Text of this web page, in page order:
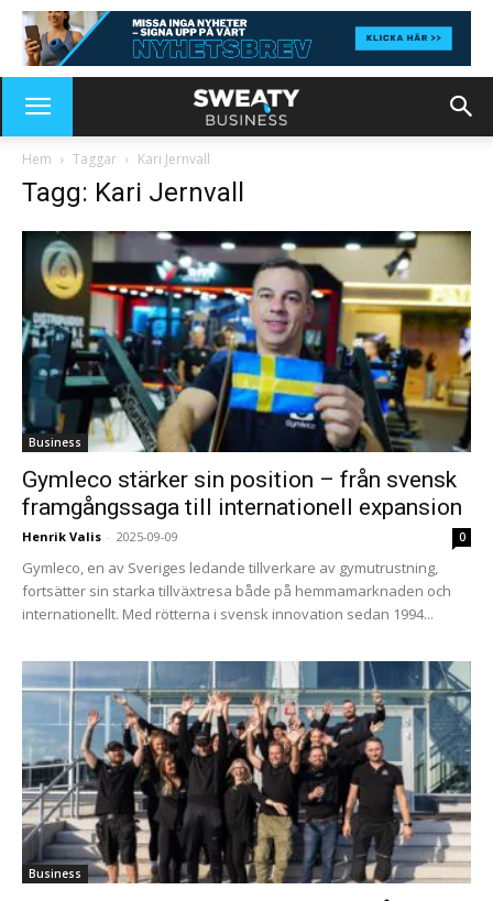
Hem Taggar Kari Jernvall
Tagg: Kari Jernvall
Business
Gymleco stärker sin position – från svensk
framgångssaga till internationell expansion
Henrik Valis - 2025-09-09 0
Gymleco, en av Sveriges ledande tillverkare av gymutrustning,
fortsätter sin starka tillväxtresa både på hemmamarknaden och
internationellt. Med rötterna i svensk innovation sedan 1994...
Business